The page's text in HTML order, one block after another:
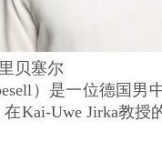
贝塞尔
）是一位德国
Kai-Uwe Jirka教